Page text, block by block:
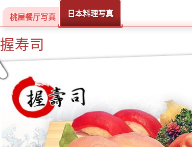
桃屋餐厅写真 日本料理写真
握寿司